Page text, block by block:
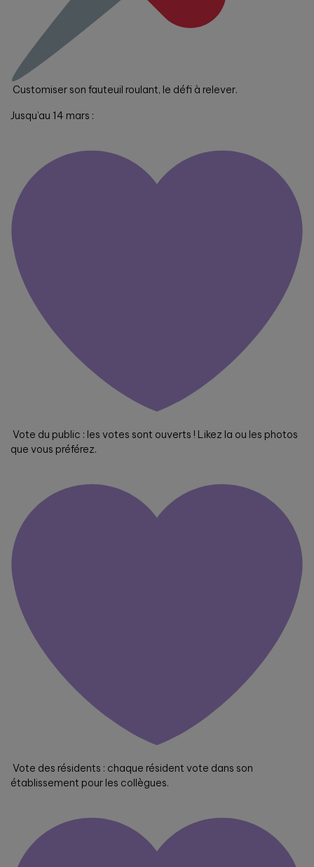
Customiser son fauteuil roulant, le défi à relever.
Jusqu’au 14 mars :
Vote du public : les votes sont ouverts ! Likez la ou les photos
que vous préférez.
Vote des résidents : chaque résident vote dans son
établissement pour les collègues.